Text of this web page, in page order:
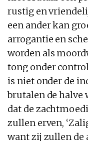
rustig en
een ander kan
arrogantie en
worden als
tong onder
is niet onder de
brutalen de halve
dat de
zullen erven,
want zij zullen de